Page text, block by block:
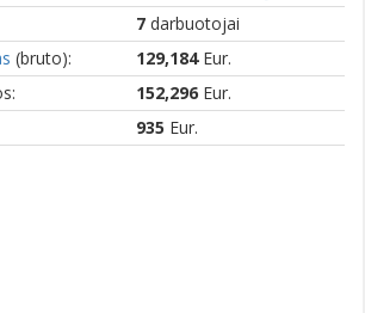
7 darbuotojai
(bruto): 129,184Eur.
152,296 Eur.
935 Eur.